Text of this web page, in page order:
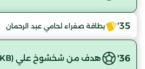
35' بطاقة صفراء لحامي عبد الرحمان
36' هدف من شخشوخ علي (ESKB)